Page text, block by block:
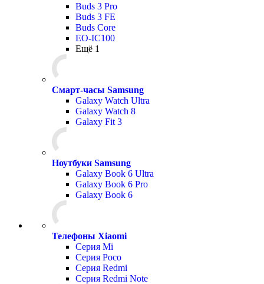
Buds 3 Pro
Buds 3 FE
Buds Core
EO-IC100
Ещё 1
Смарт-часы Samsung
Galaxy Watch Ultra
Galaxy Watch 8
Galaxy Fit 3
Ноутбуки Samsung
Galaxy Book 6 Ultra
Galaxy Book 6 Pro
Galaxy Book 6
Телефоны Xiaomi
Серия Mi
Серия Poco
Серия Redmi
Серия Redmi Note